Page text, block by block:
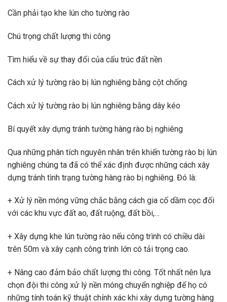
Cần phải tạo khe lún cho tường rào
Chú trọng chất lượng thi công
Tìm hiểu về sự thay đổi của cấu trúc đất nền
Cách xử lý tường rào bị lún nghiêng bằng cột chống
Cách xử lý tường rào bị lún nghiêng bằng dây kéo
Bí quyết xây dựng tránh tường hàng rào bị nghiêng
Qua những phân tích nguyên nhân trên khiến tường rào bị lún
nghiêng chúng ta đã có thể xác định được những cách xây
dựng tránh tình trạng tường hàng rào bị nghiêng. Đó là:
+ Xử lý nền móng vững chắc bằng cách gia cố dầm cọc đối
với các khu vực đất ao, đất ruộng, đất bồi,…
+ Xây dựng khe lún tường rào nếu công trình có chiều dài
trên 50m và xây cạnh công trình lớn có tải trọng cao.
+ Nâng cao đảm bảo chất lượng thi công. Tốt nhất nên lựa
chọn đội thi công xử lý nền móng chuyển nghiệp để họ có
những tính toán kỹ thuật chính xác khi xây dựng tường hàng